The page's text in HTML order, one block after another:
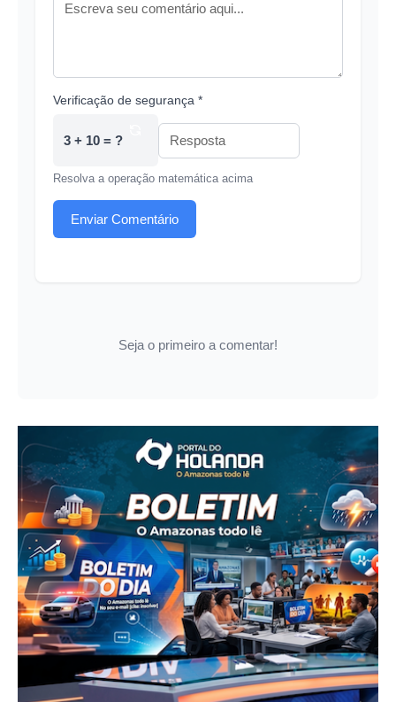
Verificação de segurança *
3 + 10 = ?
Resolva a operação matemática acima
Enviar Comentário
Seja o primeiro a comentar!